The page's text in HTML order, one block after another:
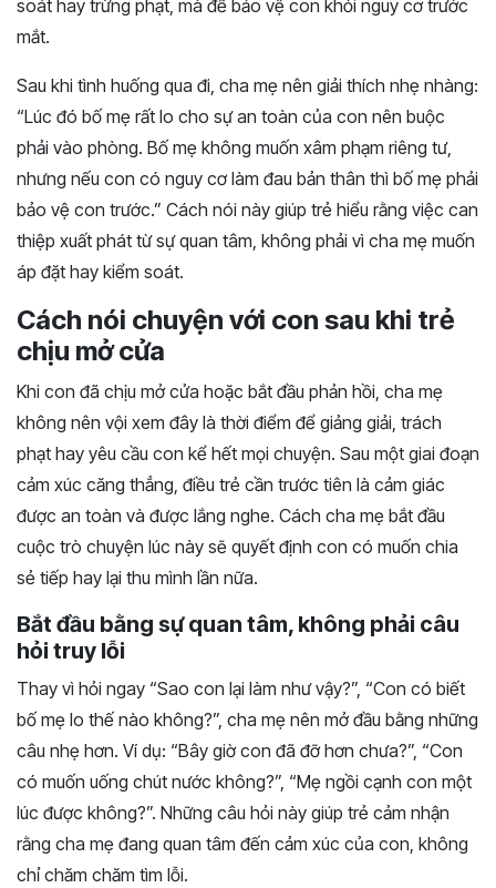
soát hay trừng phạt, mà để bảo vệ con khỏi nguy cơ trước
mắt.
Sau khi tình huống qua đi, cha mẹ nên giải thích nhẹ nhàng:
“Lúc đó bố mẹ rất lo cho sự an toàn của con nên buộc
phải vào phòng. Bố mẹ không muốn xâm phạm riêng tư,
nhưng nếu con có nguy cơ làm đau bản thân thì bố mẹ phải
bảo vệ con trước.” Cách nói này giúp trẻ hiểu rằng việc can
thiệp xuất phát từ sự quan tâm, không phải vì cha mẹ muốn
áp đặt hay kiểm soát.
Cách nói chuyện với con sau khi trẻ
chịu mở cửa
Khi con đã chịu mở cửa hoặc bắt đầu phản hồi, cha mẹ
không nên vội xem đây là thời điểm để giảng giải, trách
phạt hay yêu cầu con kể hết mọi chuyện. Sau một giai đoạn
cảm xúc căng thẳng, điều trẻ cần trước tiên là cảm giác
được an toàn và được lắng nghe. Cách cha mẹ bắt đầu
cuộc trò chuyện lúc này sẽ quyết định con có muốn chia
sẻ tiếp hay lại thu mình lần nữa.
Bắt đầu bằng sự quan tâm, không phải câu
hỏi truy lỗi
Thay vì hỏi ngay “Sao con lại làm như vậy?”, “Con có biết
bố mẹ lo thế nào không?”, cha mẹ nên mở đầu bằng những
câu nhẹ hơn. Ví dụ: “Bây giờ con đã đỡ hơn chưa?”, “Con
có muốn uống chút nước không?”, “Mẹ ngồi cạnh con một
lúc được không?”. Những câu hỏi này giúp trẻ cảm nhận
rằng cha mẹ đang quan tâm đến cảm xúc của con, không
chỉ chăm chăm tìm lỗi.